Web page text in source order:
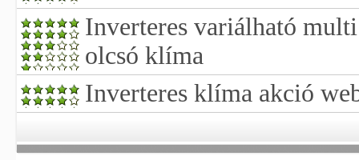
Inverteres variálható
olcsó klíma
Inverteres klíma akció